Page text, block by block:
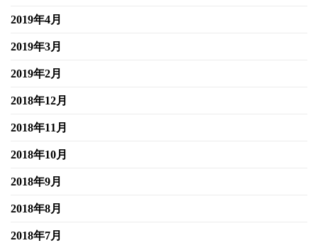
2019年4月
2019年3月
2019年2月
2018年12月
2018年11月
2018年10月
2018年9月
2018年8月
2018年7月